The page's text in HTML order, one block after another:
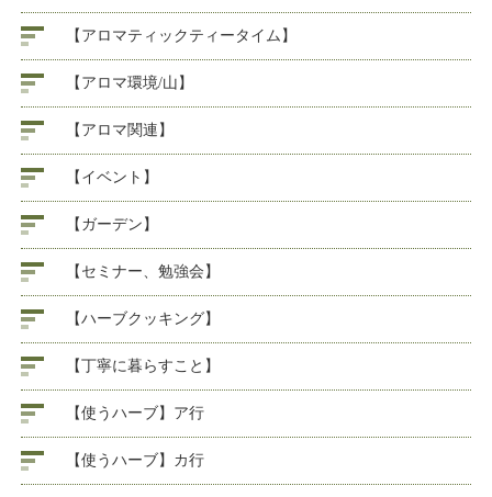
【アロマティックティータイム】
【アロマ環境/山】
【アロマ関連】
【イベント】
【ガーデン】
【セミナー、勉強会】
【ハーブクッキング】
【丁寧に暮らすこと】
【使うハーブ】ア行
【使うハーブ】カ行